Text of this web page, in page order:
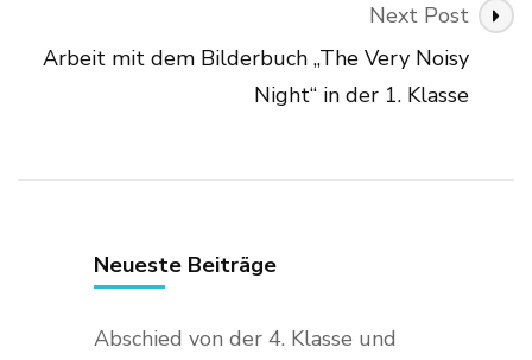
Next Post
Arbeit mit dem Bilderbuch „The Very Noisy
Night“ in der 1. Klasse
Neueste Beiträge
Abschied von der 4. Klasse und